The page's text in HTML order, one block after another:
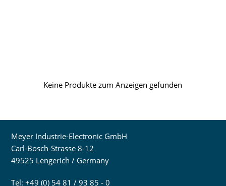
Keine Produkte zum Anzeigen gefunden
Meyer Industrie-Electronic GmbH
Carl-Bosch-Strasse 8-12
49525 Lengerich / Germany
Tel: +49 (0) 54 81 / 93 85 - 0